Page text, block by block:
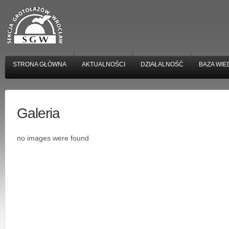
STRONA GŁÓWNA AKTUALNOŚCI DZIAŁALNOŚĆ BAZA
Galeria
no images were found